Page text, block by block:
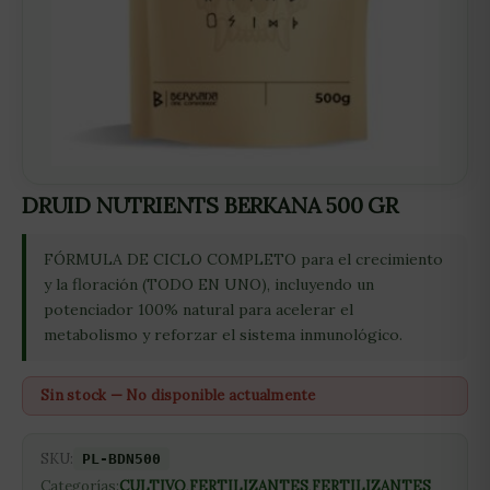
DRUID NUTRIENTS BERKANA 500 GR
FÓRMULA DE CICLO COMPLETO para el crecimiento
y la floración (TODO EN UNO), incluyendo un
potenciador 100% natural para acelerar el
metabolismo y reforzar el sistema inmunológico.
Sin stock — No disponible actualmente
SKU: PL-BDN500
Categorías:CULTIVO,FERTILIZANTES,FERTILIZANTES